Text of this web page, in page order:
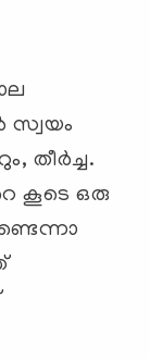
സ്വയം
തീര്‍ച്ച.
കൂടെ ഒരു